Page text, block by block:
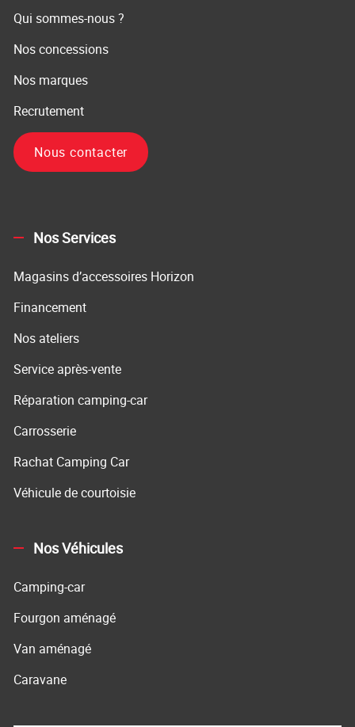
Qui sommes-nous ?
Nos concessions
Nos marques
Recrutement
Nous contacter
Nos Services
Magasins d’accessoires Horizon
Financement
Nos ateliers
Service après-vente
Réparation camping-car
Carrosserie
Rachat Camping Car
Véhicule de courtoisie
Nos Véhicules
Camping-car
Fourgon aménagé
Van aménagé
Caravane